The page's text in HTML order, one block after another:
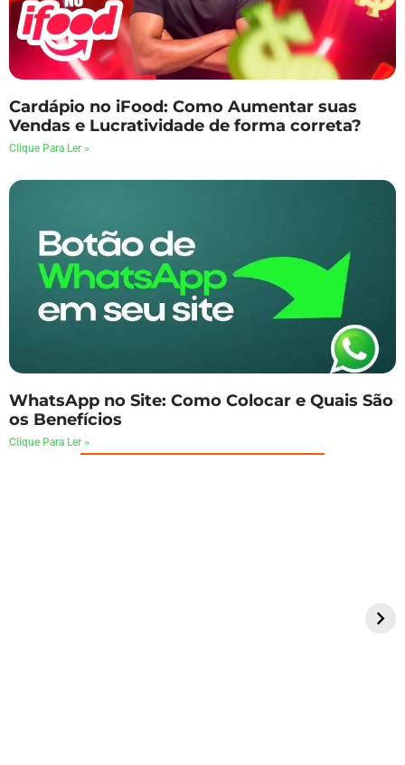
Cardápio no iFood: Como Aumentar suas
Vendas e Lucratividade de forma correta?
Clique Para Ler »
WhatsApp no Site: Como Colocar e Quais São
os Benefícios
Clique Para Ler »